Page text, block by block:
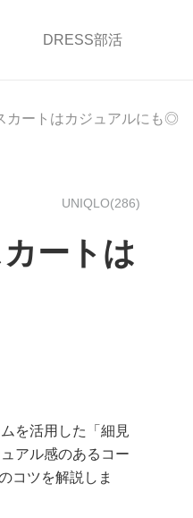
DRESS部活
カートはカジュアルにも◎
UNIQLO(286)
ートは
を活用した「細見
アル感のあるコー
コツを解説しま